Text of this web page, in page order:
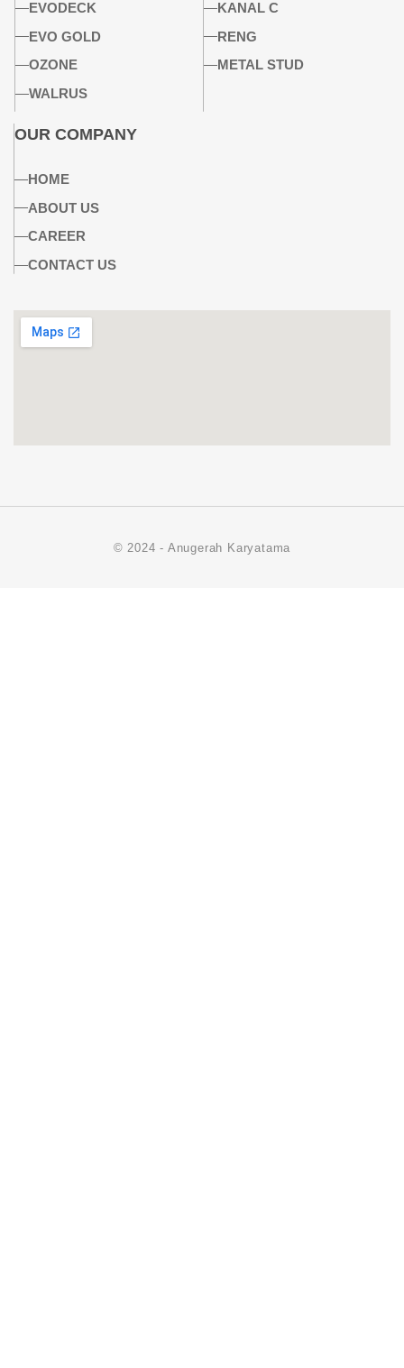
EVODECK
EVO GOLD
OZONE
WALRUS
KANAL C
RENG
METAL STUD
OUR COMPANY
HOME
ABOUT US
CAREER
CONTACT US
© 2024 - Anugerah Karyatama